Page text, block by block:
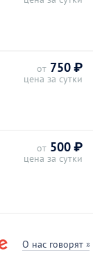
от 750 ₽
цена за сутки
от 500 ₽
цена за сутки
О нас говорят »